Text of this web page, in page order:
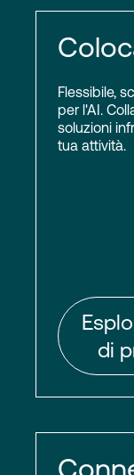
Flessibile,
per l'AI.
soluzioni
tua attività.
di